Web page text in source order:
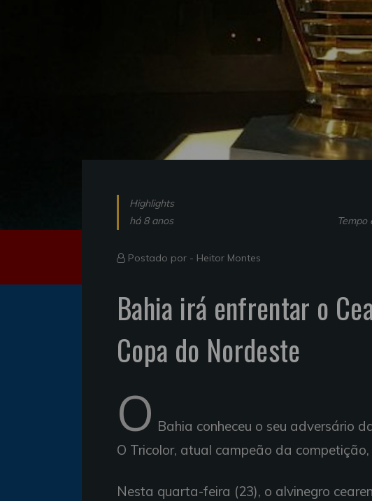
Highlights
há 8 anos
Tempo
Postado por - Heitor Montes
Bahia irá enfrentar o
Copa do Nordeste
O Bahia conheceu o seu adversário
O Tricolor, atual campeão da
Nesta quarta-feira (23), o alvinegro